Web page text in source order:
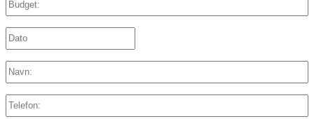
Dato:
YYYY
Navn:
Telefon: